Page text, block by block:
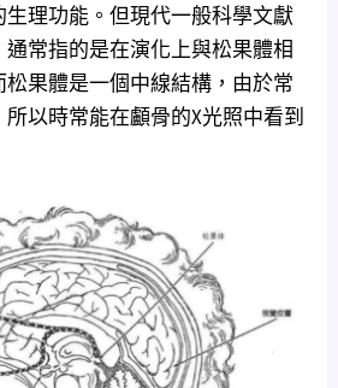
生理功能。但現代一般科學文獻
常指的是在演化上與松果體相
果體是一個中線結構，由於常
以時常能在顱骨的X光照中看到